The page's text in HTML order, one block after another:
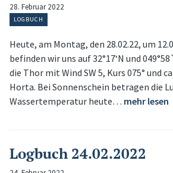
28. Februar 2022
LOGBUCH
Heute, am Montag, den 28.02.22, um
befinden wir uns auf 32°17‘N und
die Thor mit Wind SW 5, Kurs 075° und
Horta. Bei Sonnenschein betragen die
Wassertemperatur heute… mehr lesen
Logbuch 24.02.2022